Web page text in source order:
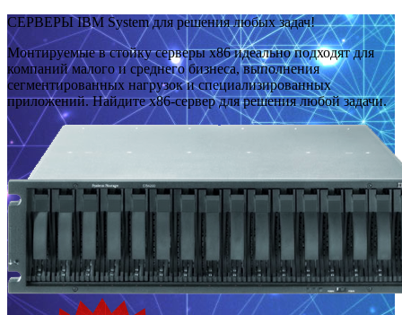
СЕРВЕРЫ IBM System для решения любых задач!
Монтируемые в стойку серверы x86 идеально подходят для
компаний малого и среднего бизнеса, выполнения
сегментированных нагрузок и специализированных
приложений. Найдите x86-сервер для решения любой задачи.